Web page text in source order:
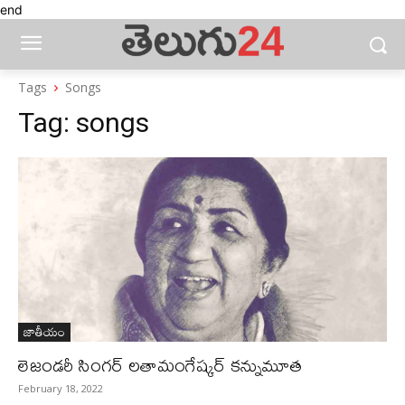
end
Tags Songs
Tag: songs
జాతీయం
లెజండరీ సింగర్‌ లతామంగేష్కర్‌ కన్నుమూత
February 18, 2022